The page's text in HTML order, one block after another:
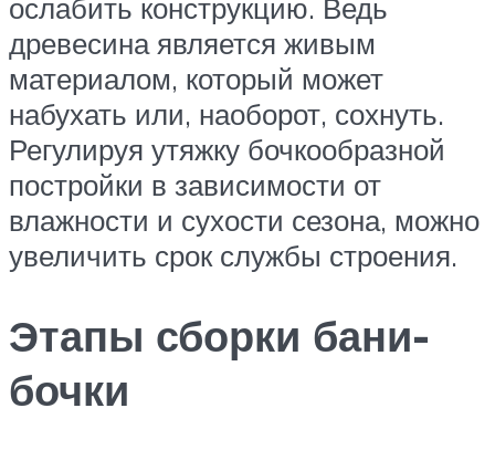
ослабить конструкцию. Ведь
древесина является живым
материалом, который может
набухать или, наоборот, сохнуть.
Регулируя утяжку бочкообразной
постройки в зависимости от
влажности и сухости сезона, можно
увеличить срок службы строения.
Этапы сборки бани-
бочки